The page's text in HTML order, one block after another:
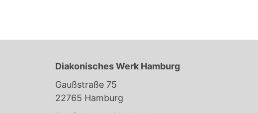
Diakonisches Werk Hamburg
Gaußstraße 75
22765 Hamburg